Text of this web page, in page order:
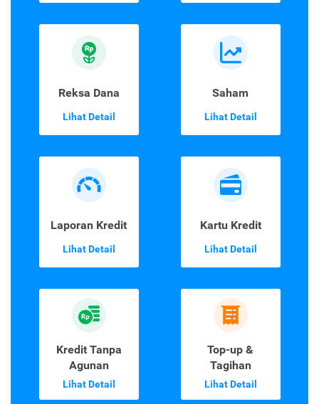
Reksa Dana
Lihat Detail
Saham
Lihat Detail
Laporan Kredit
Lihat Detail
Kartu Kredit
Lihat Detail
Kredit Tanpa
Agunan
Lihat Detail
Top-up &
Tagihan
Lihat Detail